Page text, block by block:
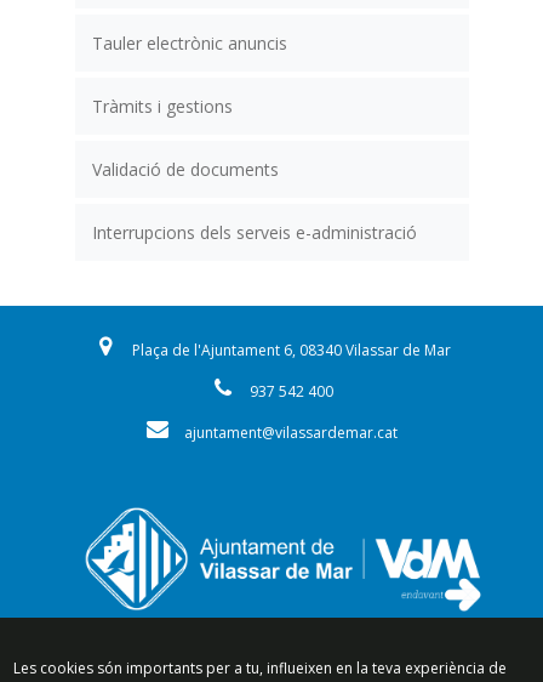
Tauler electrònic anuncis
Tràmits i gestions
Validació de documents
Interrupcions dels serveis e-administració
Plaça de l'Ajuntament 6, 08340 Vilassar de Mar
937 542 400
ajuntament@vilassardemar.cat
Segueix-nos a:
Les cookies són importants per a tu, influeixen en la teva experiència de